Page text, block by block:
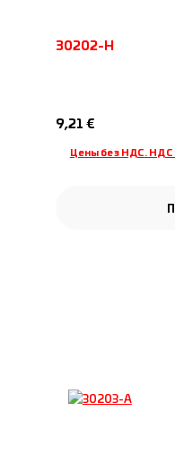
30202-H
Обычная цена:
9,21 €
Цены без НДС. НДС